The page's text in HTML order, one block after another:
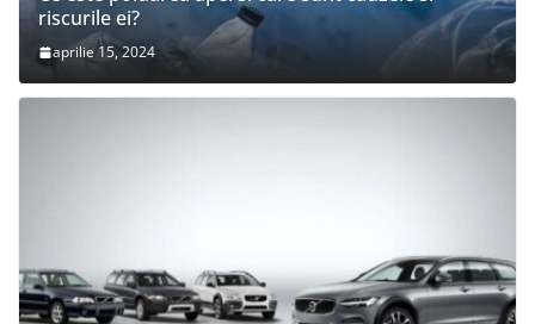
riscurile ei?
aprilie 15, 2024